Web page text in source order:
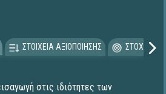
ΣΤΟΙΧΕΙΑ ΑΞΙΟΠΟΙΗΣΗΣ
στις ιδιότητες των